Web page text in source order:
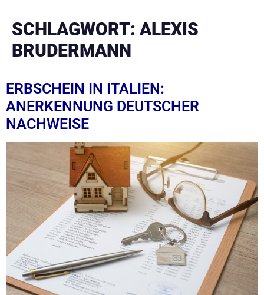
SCHLAGWORT: ALEXIS
BRUDERMANN
ERBSCHEIN IN ITALIEN:
ANERKENNUNG DEUTSCHER
NACHWEISE